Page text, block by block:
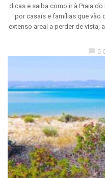
dicas e saiba como ir à Praia
por casais e famílias que vão
extenso areal a perder de vista,
0